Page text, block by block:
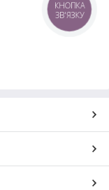
КНОПКА
ЗВ'ЯЗКУ